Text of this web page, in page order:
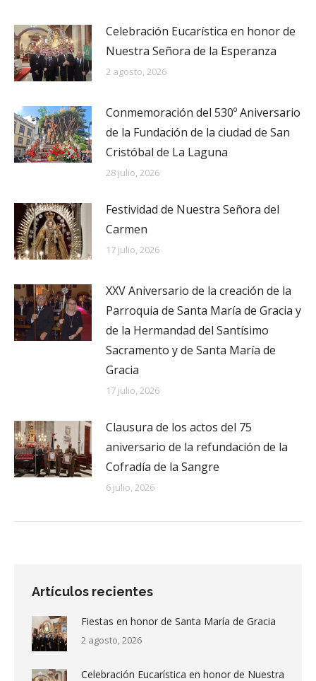
Celebración Eucarística en honor de
Nuestra Señora de la Esperanza
2 agosto, 2026
Conmemoración del 530º Aniversario
de la Fundación de la ciudad de San
Cristóbal de La Laguna
28 julio, 2026
Festividad de Nuestra Señora del
Carmen
17 julio, 2026
XXV Aniversario de la creación de la
Parroquia de Santa María de Gracia y
de la Hermandad del Santísimo
Sacramento y de Santa María de
Gracia
17 julio, 2026
Clausura de los actos del 75
aniversario de la refundación de la
Cofradía de la Sangre
6 julio, 2026
Artículos recientes
Fiestas en honor de Santa María de Gracia
2 agosto, 2026
Celebración Eucarística en honor de Nuestra